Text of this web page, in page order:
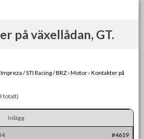
på växellådan, GT.
Impreza / STI Racing / BRZ › Motor › Kontakter på
totalt)
Inlägg
#4619